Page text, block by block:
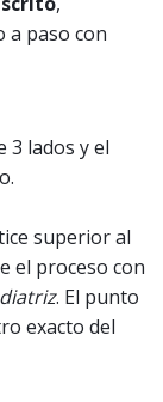
a paso con
3 lados y el
superior al
el proceso con
. El punto
exacto del